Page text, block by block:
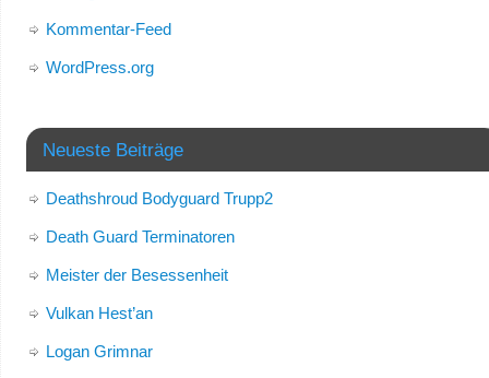
Kommentar-Feed
WordPress.org
Neueste Beiträge
Deathshroud Bodyguard Trupp2
Death Guard Terminatoren
Meister der Besessenheit
Vulkan Hest’an
Logan Grimnar